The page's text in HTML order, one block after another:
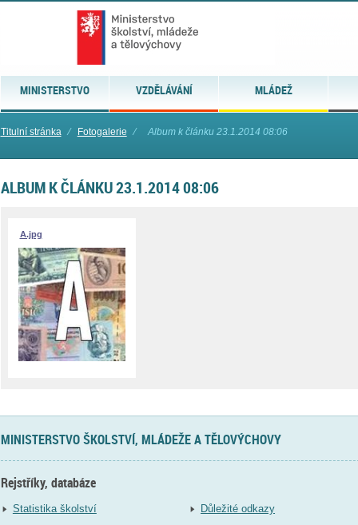
MINISTERSTVO VZDĚLÁVÁNÍ MLÁDEŽ
Titulní stránka ⁄ Fotogalerie ⁄ Album k článku 23.1.2014 08:06
ALBUM K ČLÁNKU 23.1.2014 08:06
A.jpg
MINISTERSTVO ŠKOLSTVÍ, MLÁDEŽE A TĚLOVÝCHOVY
Rejstříky, databáze
Statistika školství
Důležité odkazy